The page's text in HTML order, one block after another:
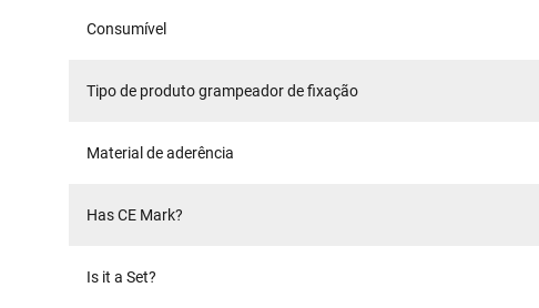
Consumível
Tipo de produto grampeador de fixação
Material de aderência
Has CE Mark?
Is it a Set?